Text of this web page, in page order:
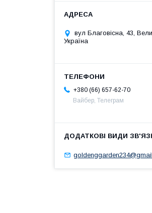
вул Благовісна, 43,
Україна
+380 (66) 657-62-70
Вайбер, Телеграм